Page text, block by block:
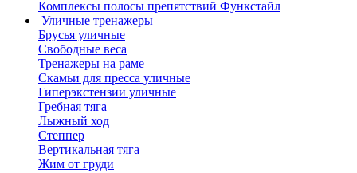
Комплексы полосы препятствий Функстайл
Уличные тренажеры
Брусья уличные
Свободные веса
Тренажеры на раме
Скамьи для пресса уличные
Гиперэкстензии уличные
Гребная тяга
Лыжный ход
Степпер
Вертикальная тяга
Жим от груди